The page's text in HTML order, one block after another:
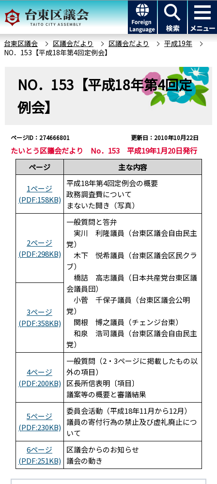
こ
の
ー
ジ
このページの本文へ移動
台東区議会 区議会だより 区議会だより
平成19年
NO．153【平成18年第4回定例会】
NO．153【平成18年第4回定
例会】
ページID：274666801 更新日：2010年10月22日
たいとう区議会だより No．153 平成19年1月20日発行
ページ
主な内容
1ページ
(PDF:158KB)
平成18年第4回定例会の概要
政務調査費について
まないた開き（写真）
2ページ
(PDF:298KB)
一般質問と答弁
実川 利隆議員（台東区議会自由民主
党）
木下 悦希議員（台東区議会区民クラ
ブ）
橋詰 高志議員（日本共産党台東区議
会議員団）
小菅 千保子議員（台東区議会公明
党）
関根 博之議員（チェンジ台東）
和泉 浩司議員（台東区議会自由民主
党）
3ページ
(PDF:358KB)
4ページ
(PDF:200KB)
一般質問（2・3ページに掲載したもの以
外の項目）
区長所信表明〔項目〕
議案等の概要と審議結果
5ページ
(PDF:230KB)
委員会活動（平成18年11月から12月）
議員の寄付行為の禁止及び虚礼廃止につ
いて
6ページ
(PDF:251KB)
区議会からのお知らせ
議会の動き